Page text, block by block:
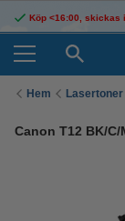
Köp <16:00, skickas
Hem Lasertoner
Canon T12 BK/